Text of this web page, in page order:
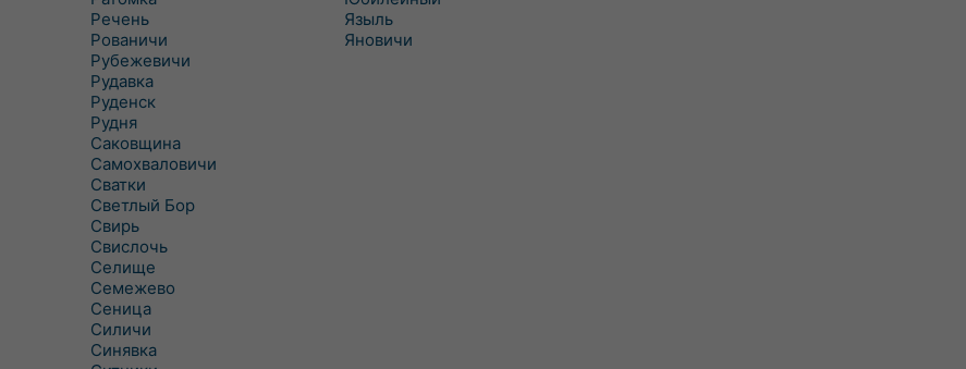
Речень
Рованичи
Рубежевичи
Рудавка
Руденск
Рудня
Саковщина
Самохваловичи
Сватки
Светлый Бор
Свирь
Свислочь
Селище
Семежево
Сеница
Силичи
Синявка
Языль
Яновичи